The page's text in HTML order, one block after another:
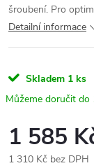
šroubení. Pro
Detailní informace
Skladem 1 ks
1 585
1 310 Kč bez DPH